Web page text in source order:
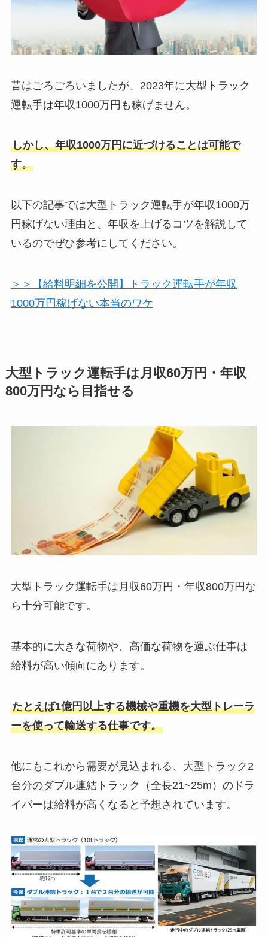
昔はごろごろいましたが、2023年に大型トラック
運転手は年収1000万円も稼げません。
しかし、年収1000万円に近づけることは可能で
す。
以下の記事では大型トラック運転手が年収1000万
円稼げない理由と、年収を上げるコツを解説して
いるのでぜひ参考にしてください。
＞＞【給料明細を公開】トラック運転手が年収
1000万円稼げない本当のワケ
大型トラック運転手は月収60万円・年収
800万円なら目指せる
大型トラック運転手は月収60万円・年収800万円な
ら十分可能です。
基本的に大きな荷物や、高価な荷物を運ぶ仕事は
給料が高い傾向にあります。
たとえば1億円以上する機械や重機を大型トレーラ
ーを使って輸送する仕事です。
他にもこれから需要が見込まれる、大型トラック2
台分のダブル連結トラック（全長21~25m）のドラ
イバーは給料が高くなると予想されています。